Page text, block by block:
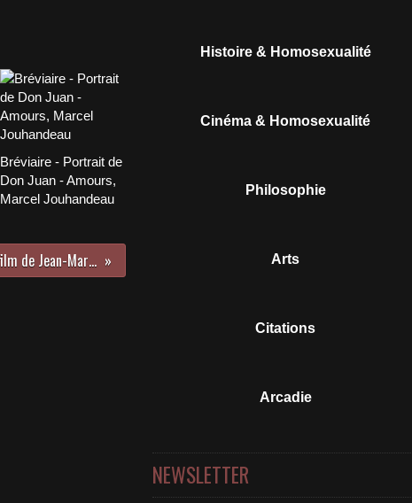
Bréviaire - Portrait de
Don Juan - Amours,
Marcel Jouhandeau
Mes meilleurs copains, un film de Jean-Marie Poiré (1989)
Histoire & Homosexualité
Cinéma & Homosexualité
Philosophie
Arts
Citations
Arcadie
NEWSLETTER